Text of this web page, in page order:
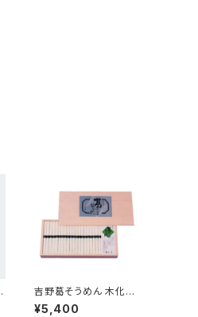
吉野葛そうめん 木化粧
箱 42束
¥5,400